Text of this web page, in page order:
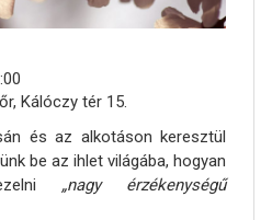
Kálóczy tér 15.
és az alkotáson keresztül
be az ihlet világába, hogyan
„nagy érzékenységű